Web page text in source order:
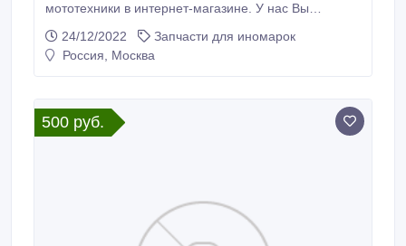
мототехники в интернет-магазине. У нас Вы
техобслуживания или ремонта японской иномарки.
Каталог включает автозапчасти Toyota в большом
параметры указаны в описании к товару.
24/12/2022
Запчасти для иномарок
Россия, Москва
500 руб.